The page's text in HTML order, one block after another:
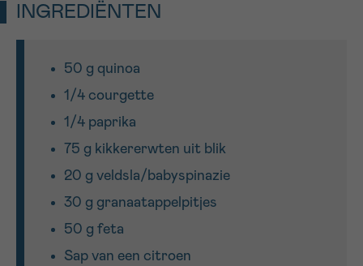
INGREDIËNTEN
50 g quinoa
1/4 courgette
1/4 paprika
75 g kikkererwten uit blik
20 g veldsla/babyspinazie
30 g granaatappelpitjes
50 g feta
Sap van een citroen